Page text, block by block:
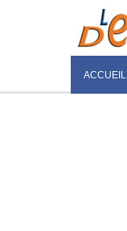
ACCUEIL